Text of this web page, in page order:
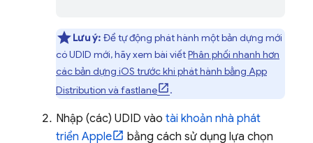
Lưu ý: Để tự động phát hành một bản dựng mới
có UDID mới, hãy xem bài viếtPhân phối nhanh hơn
các bản dựng iOS trước khi phát hành bằng App
Distribution và fastlane .
Nhập (các) UDID vào tài khoản nhà phát
triển Apple
bằng cách sử dụng lựa chọn